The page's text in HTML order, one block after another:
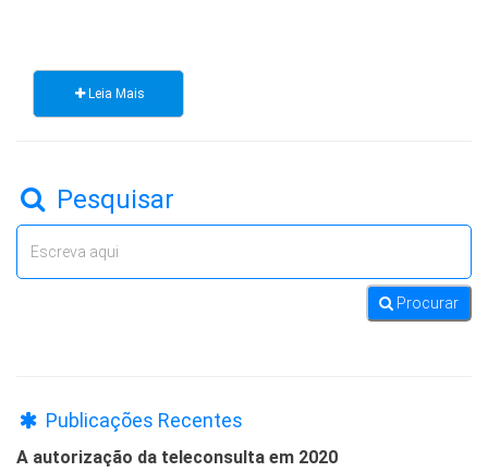
Leia Mais
Pesquisar
Procurar
Publicações Recentes
A autorização da teleconsulta em 2020